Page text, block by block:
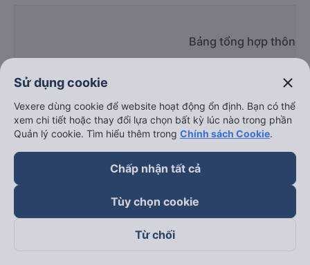
Bảng tổng hợp thông
Nhà xe
09:00 - 23:00
Sử dụng cookie close
Vexere dùng cookie để website hoạt động ổn định. Bạn có thể
xem chi tiết hoặc thay đổi lựa chọn bất kỳ lúc nào trong phần
Quản lý cookie. Tìm hiểu thêm trong Chính sách Cookie.
Chấp nhận tất cả
Tùy chọn cookie
Từ chối